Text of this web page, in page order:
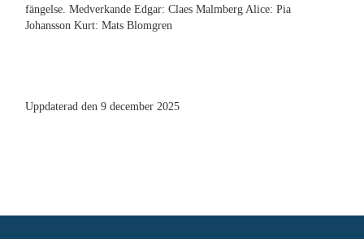
fängelse. Medverkande Edgar: Claes Malmberg Alice: Pia
Johansson Kurt: Mats Blomgren
Uppdaterad den 9 december 2025